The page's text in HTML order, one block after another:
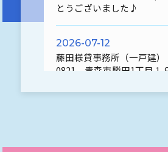
とうございました♪
2026-07-12
藤田様貸事務所（一戸建
0821 青森市勝田1丁目１
とうございました♪
青森市浪館前田2丁目4-15